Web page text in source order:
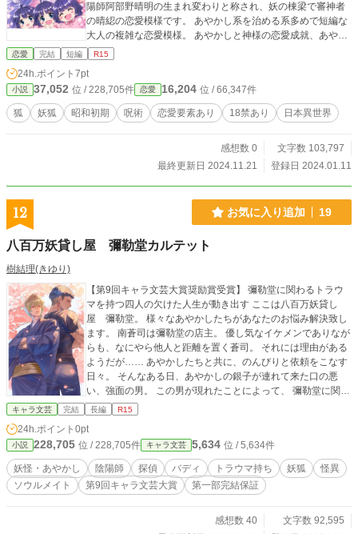
陽師阿部野晴明の生まれ変わりと称され、妖の棟梁で審神者
の晴綛の恋愛模様です。 あやかし系を治める系多めで短編な
大人の複雑な恋愛模様。 あやかしと神様の恋愛成就、あやか
しと神様の昔語りのスピンオフです。
恋愛 完結 短編 R15
24h.ポイント 7pt
小説 37,052 位 / 228,705件 恋愛 16,204 位 / 66,347件
狐 妖狐 昭和初期 呪術 恋愛要素あり 18禁あり 日本異世界
感想数 0
文字数 103,797
最終更新日 2024.11.21
登録日 2024.01.11
12 お気に入り追加 19
八百万妖貸し屋 彌勒堂カルテット
樹結理(きゆり)
【第9回キャラ文芸大賞奨励賞受賞】 彌勒堂に関わるトラウ
マを持つ四人の欠けた人生が動き出す ここは八百万妖貸し
屋 彌勒堂。 様々なあやかしたちがあなたのお悩み解決致し
ます。 南蒼司は彌勒堂の店主。 優し気なイケメンでありなが
らも、なにやら他人と距離を置く蒼司。 それには理由がある
ようだが…… あやかしたちと共に、のんびりと依頼をこなす
日々。 そんなある日、あやかしの銀子が連れて来た口の悪
い、強面の男。 この男が現れたことによって、 彌勒堂に関わ
るトラウマを持つ四人の欠けた人生が動き出す―― ※第一部
す。第二部は現在執筆中のため、投稿時期は未定です。 ※R1
5指定は念のためです。 ※縦読み推奨。 ※この物語はフィク
ションです。作中に出て来る名前や名称、設定は創作です。
※妖怪関係は資料等参考にしております。 ※こちらの作品は
カクヨムにも掲載しております。
キャラ文芸 完結 長編 R15
24h.ポイント 0pt
小説 228,705 位 / 228,705件 キャラ文芸 5,634 位 / 5,634件
妖怪・あやかし 陰陽師 探偵 バディ トラウマ持ち 妖狐
怪異
ソウルメイト
第9回キャラ文芸大賞 第一部完結保証
感想数 40
文字数 92,595